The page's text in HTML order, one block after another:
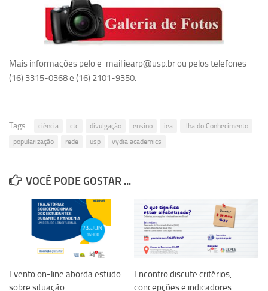
União Pró-Vacina
USP Analisa
Clipping
Revista Estudos Avançados
Contato
Newsletter
Mais informações pelo e-mail iearp@usp.br ou pelos telefones
(16) 3315-0368 e (16) 2101-9350.
Tags: ciência ctc divulgação ensino iea
Ilha do Conhecimento
popularização
rede usp vydia academics
VOCÊ PODE GOSTAR ...
Evento on-line aborda estudo
sobre situação
Encontro discute critérios,
concepções e indicadores